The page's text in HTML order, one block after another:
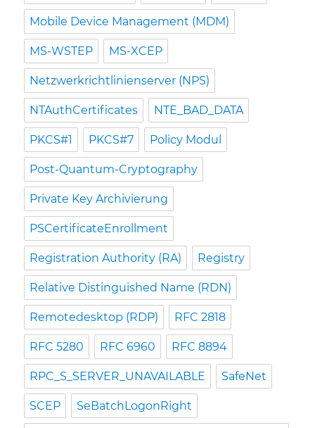
Mobile Device Management (MDM)
MS-WSTEP MS-XCEP
Netzwerkrichtlinienserver (NPS)
NTAuthCertificates NTE_BAD_DATA
PKCS#1 PKCS#7 Policy Modul
Post-Quantum-Cryptography
Private Key Archivierung
PSCertificateEnrollment
Registration Authority (RA) Registry
Relative Distinguished Name (RDN)
Remotedesktop (RDP) RFC 2818
RFC 5280 RFC 6960 RFC 8894
RPC_S_SERVER_UNAVAILABLE SafeNet
SCEP SeBatchLogonRight